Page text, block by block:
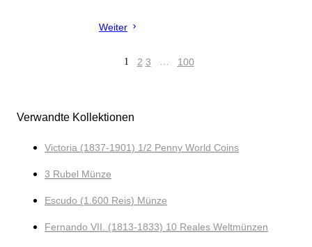
Weiter
1 2 3 … 100
Verwandte Kollektionen
Victoria (1837-1901) 1/2 Penny World Coins
3 Rubel Münze
Escudo (1.600 Reis) Münze
Fernando VII. (1813-1833) 10 Reales Weltmünzen